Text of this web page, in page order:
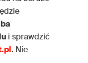
i sprawdzić
. Nie